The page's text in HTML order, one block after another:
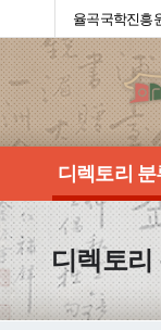
율곡국학진흥
디렉토리 분
디렉토리